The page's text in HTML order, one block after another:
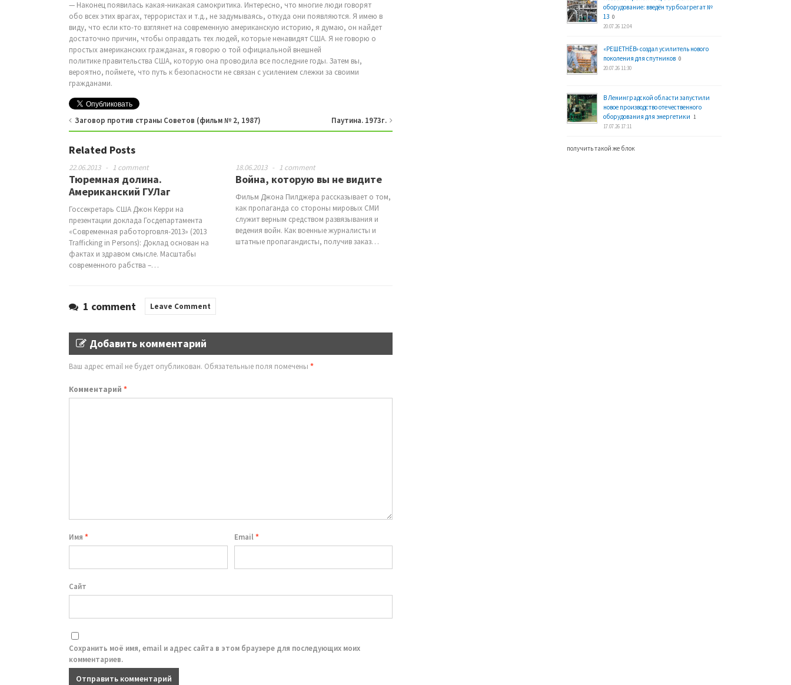
— Наконец появилась какая-никакая самокритика. Интересно, что многие люди говорят
обо всех этих врагах, террористах и т.д., не задумываясь, откуда они появляются. Я имею в
виду, что если кто-то взглянет на современную американскую историю, я думаю, он найдет
достаточно причин, чтобы оправдать тех людей, которые ненавидят США. Я не говорю о
простых американских гражданах, я говорю о той официальной внешней
политике правительства США, которую она проводила все последние годы. Затем вы,
вероятно, поймете, что путь к безопасности не связан с усилением слежки за своими
гражданами.
Заговор против страны Советов (фильм № 2, 1987) Паутина. 1973г.
Related Posts
22.06.2013 - 1 comment
Тюремная долина.
Американский ГУЛаг
Госсекретарь США Джон Керри на
презентации доклада Госдепартамента
«Современная работорговля-2013» (2013
Trafficking in Persons): Доклад основан на
фактах и здравом смысле. Масштабы
современного рабства –…
18.06.2013 - 1 comment
Война, которую вы не видите
Фильм Джона Пилджера рассказывает о том,
как пропаганда со стороны мировых СМИ
служит верным средством развязывания и
ведения войн. Как военные журналисты и
штатные пропагандисты, получив заказ…
1 comment Leave Comment
Добавить комментарий
Ваш адрес email не будет опубликован. Обязательные поля помечены *
Комментарий *
Имя * Email*
Сайт
Сохранить моё имя, email и адрес сайта в этом браузере для последующих моих
комментариев.
оборудование: введён турбоагрегат №
13 0
20.07.26 12:04
«РЕШЕТНЁВ» создал усилитель нового
поколения для спутников 0
20.07.26 11:30
В Ленинградской области запустили
новое производство отечественного
оборудования для энергетики 1
17.07.26 17:11
получить такой же блок